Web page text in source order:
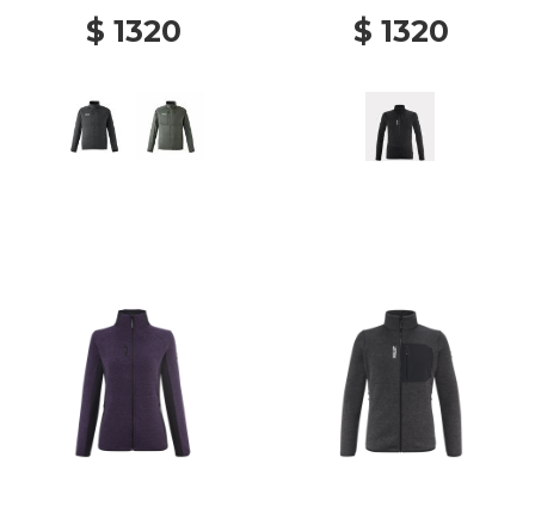
$ 1320 $ 1320